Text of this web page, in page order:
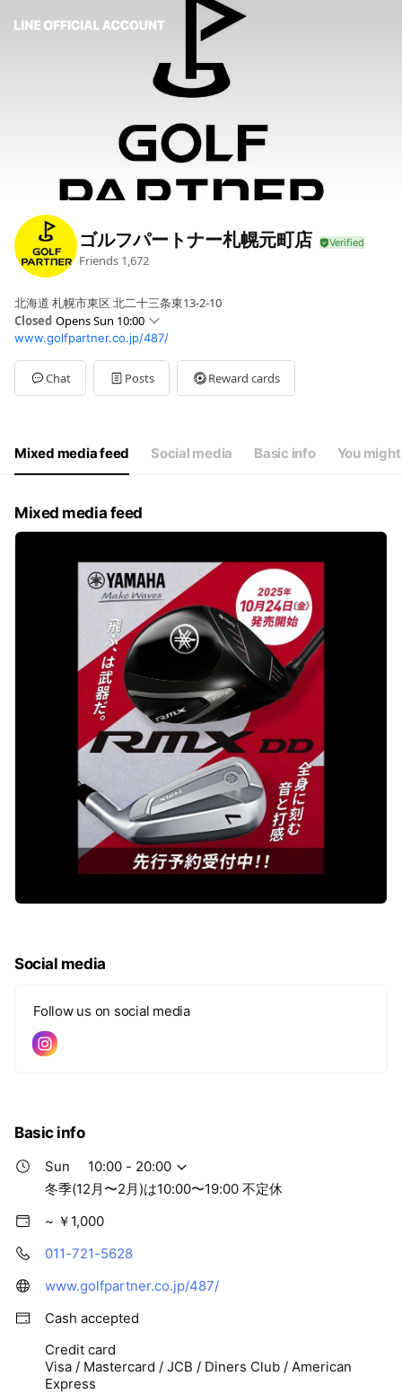
ゴルフパートナー札幌元町店
Friends 1,672
北海道 札幌市東区 北二十三条東13-2-10
Closed Opens Sun 10:00
Sun10:00 - 20:00
Mon10:00 - 20:00
Tue10:00 - 20:00
Wed10:00 - 20:00
Sat
10:00 - 20:00
冬季(12月〜2月)は10:00〜19:00 不定休
www.golfpartner.co.jp/487/
Chat Posts Reward cards
Mixed media feed Social media Basic info You
Mixed media feed
Social media
Follow us on social media
Basic info
Sun
10:00 - 20:00
冬季(12月〜2月)は10:00〜19:00 不定休
~ ￥1,000
011-721-5628
www.golfpartner.co.jp/487/
Cash accepted
Credit card
Visa / Mastercard / JCB / Diners Club / American
Express